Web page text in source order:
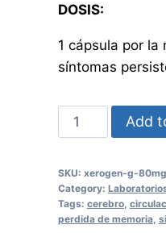
DOSIS:
1 cápsula por la
síntomas
XEROGEN
G
X
30
CAPSULAS
Add
SKU: xerogen-g-
Category:
Tags: cerebro,
perdida de memoria,